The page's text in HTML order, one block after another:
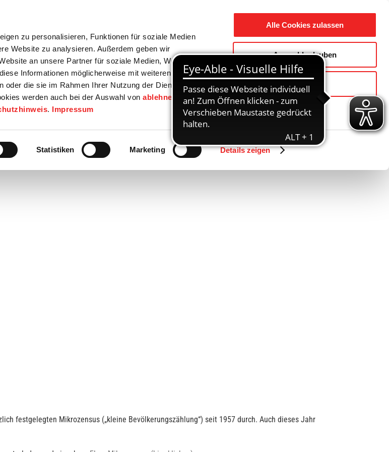
zu personalisieren, Funktionen für soziale Medien
Website zu analysieren. Außerdem geben wir
an unsere Partner für soziale Medien, Werbung
Informationen möglicherweise mit weiteren Daten
die sie im Rahmen Ihrer Nutzung der Dienste
werden auch bei der Auswahl vonablehnen
gesetzt.
. Impressum
Statistiken Marketing Details zeigen
Alle Cookies zulassen
Auswahl erlauben
Ablehnen
Wohnen Bildung / Soziales Touristik / Freizeit Gemeinde / Geschichte
Zurück
festgelegten Mikrozensus („kleine Bevölkerungszählung“) seit 1957 durch. Auch dieses Jahr